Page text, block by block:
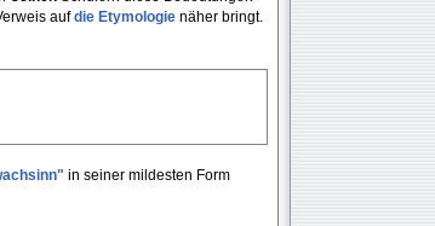
aufdie Etymologie näher bringt.
in seiner mildesten Form